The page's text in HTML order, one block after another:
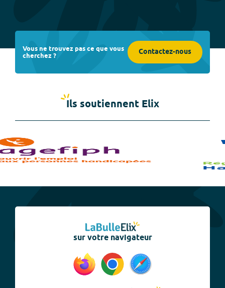
Vous ne trouvez pas ce que vous
cherchez ? Contactez-nous
Ils soutiennent Elix
sur votre navigateur